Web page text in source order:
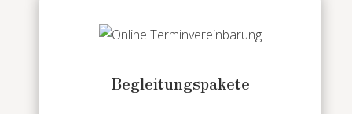
Begleitungspakete